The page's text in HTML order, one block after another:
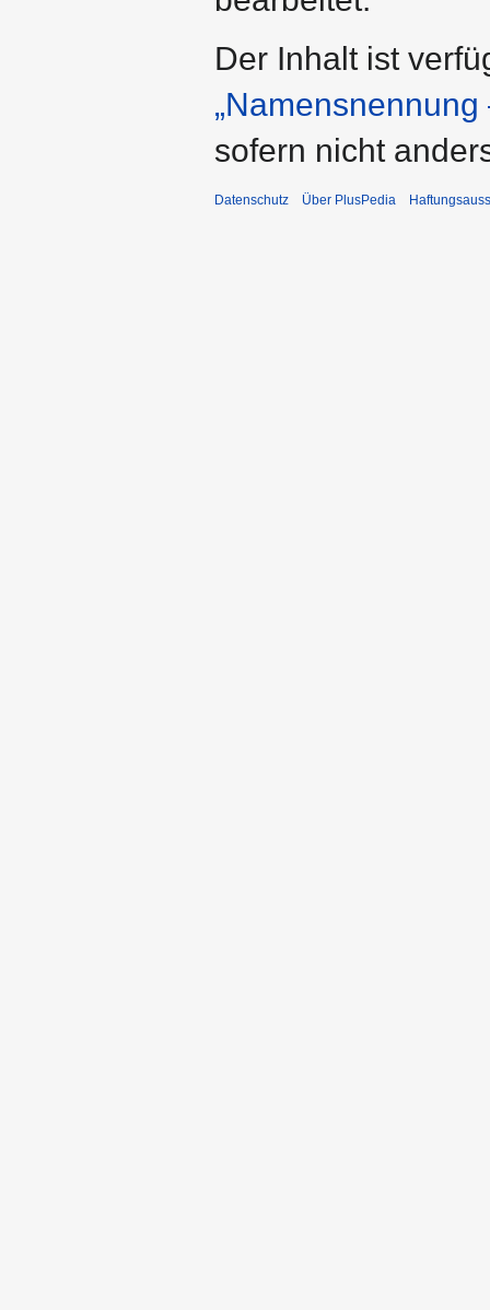
Der Inhalt ist
sofern nicht
Datenschutz Über PlusPedia